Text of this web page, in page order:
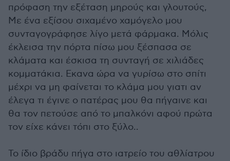
πρόφαση την εξέταση μηρούς και γλουτούς,
Με ένα εξίσου σιχαμένο χαμόγελο μου
συνταγογράφησε λίγο μετά φάρμακα. Μόλις
έκλεισα την πόρτα πίσω μου ξέσπασα σε
κλάματα και έσκισα τη συνταγή σε χιλιάδες
κομματάκια. Εκανα ώρα να γυρίσω στο σπίτι
μέχρι να μη φαίνεται το κλάμα μου γιατι αν
έλεγα τι έγινε ο πατέρας μου θα πήγαινε και
θα τον πετούσε από το μπαλκόνι αφού πρώτα
τον είχε κάνει τόπι στο ξύλο..
Το ίδιο βράδυ πήγα στο ιατρείο του αθλίατρου